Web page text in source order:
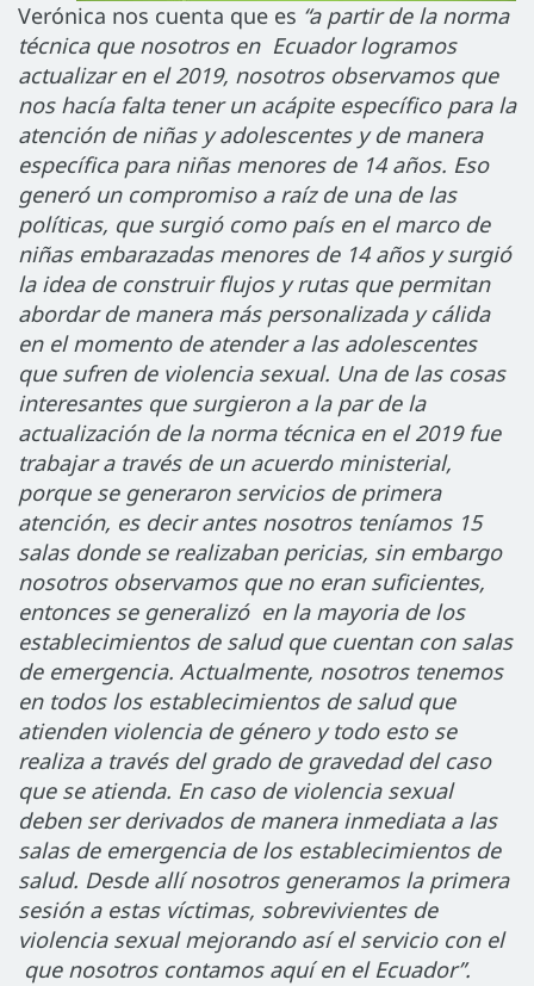
Verónica nos cuenta que es “a partir de la norma
técnica que nosotros en Ecuador logramos
actualizar en el 2019, nosotros observamos que
nos hacía falta tener un acápite específico para la
atención de niñas y adolescentes y de manera
específica para niñas menores de 14 años. Eso
generó un compromiso a raíz de una de las
políticas, que surgió como país en el marco de
niñas embarazadas menores de 14 años y surgió
la idea de construir flujos y rutas que permitan
abordar de manera más personalizada y cálida
en el momento de atender a las adolescentes
que sufren de violencia sexual. Una de las cosas
interesantes que surgieron a la par de la
actualización de la norma técnica en el 2019 fue
trabajar a través de un acuerdo ministerial,
porque se generaron servicios de primera
atención, es decir antes nosotros teníamos 15
salas donde se realizaban pericias, sin embargo
nosotros observamos que no eran suficientes,
entonces se generalizó en la mayoria de los
establecimientos de salud que cuentan con salas
de emergencia. Actualmente, nosotros tenemos
en todos los establecimientos de salud que
atienden violencia de género y todo esto se
realiza a través del grado de gravedad del caso
que se atienda. En caso de violencia sexual
deben ser derivados de manera inmediata a las
salas de emergencia de los establecimientos de
salud. Desde allí nosotros generamos la primera
sesión a estas víctimas, sobrevivientes de
violencia sexual mejorando así el servicio con el
que nosotros contamos aquí en el Ecuador”.